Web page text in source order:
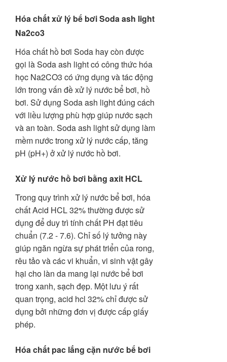
Hóa chất xử lý bể bơi Soda ash light
Na2co3
Hóa chất hồ bơi Soda hay còn được
gọi là Soda ash light có công thức hóa
học Na2CO3 có ứng dụng và tác động
lớn trong vấn đề xử lý nước bể bơi, hồ
bơi. Sử dụng Soda ash light đúng cách
với liều lượng phù hợp giúp nước sạch
và an toàn. Soda ash light sử dụng làm
mềm nước trong xử lý nước cấp, tăng
pH (pH+) ở xử lý nước hồ bơi.
Xử lý nước hồ bơi bằng axit HCL
Trong quy trình xử lý nước bể bơi, hóa
chất Acid HCL 32% thường được sử
dụng để duy trì tính chất PH đạt tiêu
chuẩn (7.2 - 7.6). Chỉ số lý tưởng này
giúp ngăn ngừa sự phát triển của rong,
rêu tảo và các vi khuẩn, vi sinh vật gây
hại cho làn da mang lại nước bể bơi
trong xanh, sạch đẹp. Một lưu ý rất
quan trọng, acid hcl 32% chỉ được sử
dụng bởi những đơn vị được cấp giấy
phép.
Hóa chất pac lắng cặn nước bể bơi